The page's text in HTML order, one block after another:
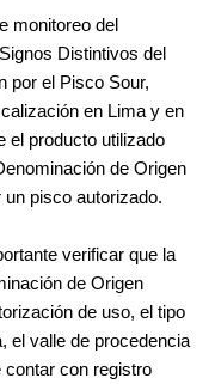
monitoreo del
Distintivos del
por el Pisco Sour,
en Lima y en
el producto utilizado
de Origen
pisco autorizado.
verificar que la
de Origen
de uso, el tipo
el valle de procedencia
contar con registro